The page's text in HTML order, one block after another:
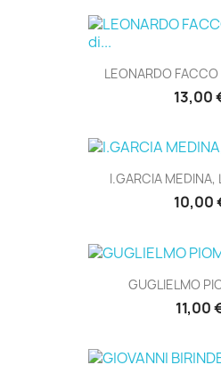
LEONARDO
13,00
I.GARCIA
10,00
GUGLIELMO
11,00